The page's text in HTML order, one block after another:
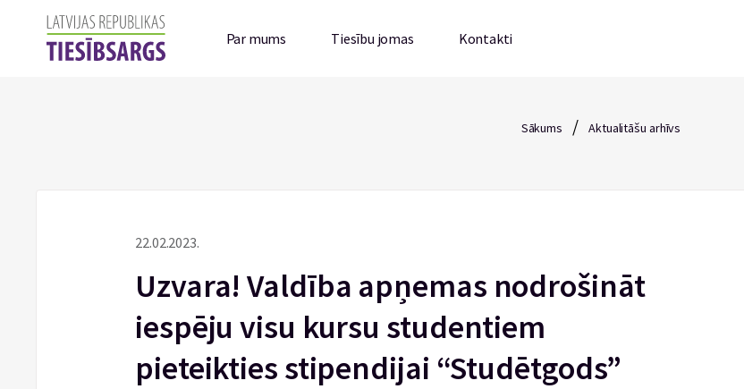
Par mums Tiesību jomas Kontakti
Sākums / Aktualitāšu arhīvs
22.02.2023.
Uzvara! Valdība apņemas nodrošināt
iespēju visu kursu studentiem
pieteikties stipendijai “Studētgods”